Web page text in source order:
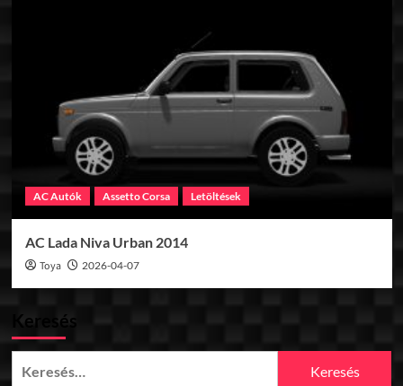
AC Autók Assetto Corsa Letöltések
AC Lada Niva Urban 2014
Toya 2026-04-07
Keresés